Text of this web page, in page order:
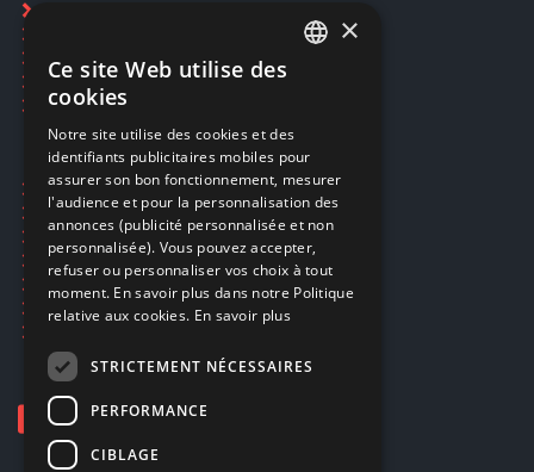
Restauration CD griffés
Réparations & SAV
Smartpoints
Ecogaming
Expédition & retours
Confidentialité
Conditions générales
EA Sport UFC 6
Call of Duty: Modern Warfare 4
Rachat et revente de jeux en cash
ENGLISH
×
Ce site Web utilise des
cookies
Notre site utilise des cookies et des
identifiants publicitaires mobiles pour
assurer son bon fonctionnement, mesurer
l'audience et pour la personnalisation des
annonces (publicité personnalisée et non
personnalisée). Vous pouvez accepter,
refuser ou personnaliser vos choix à tout
moment. En savoir plus dans notre Politique
relative aux cookies. En savoir plus
STRICTEMENT NÉCESSAIRES
PERFORMANCE
CIBLAGE